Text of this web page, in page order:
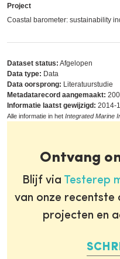
Project
Coastal barometer: sustainability
Dataset status: Afgelopen
Data type: Data
Data oorsprong: Literatuurstudie
Metadatarecord aangemaakt:
Informatie laatst gewijzigd: 2014-
Alle informatie in het Integrated Marine
Ontvang
Blijf via Testerep
van onze recentste
projecten en